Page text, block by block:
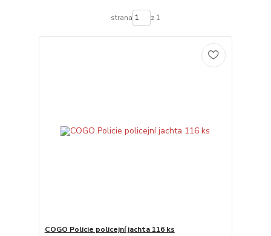
strana z 1
COGO Policie policejní jachta 116 ks